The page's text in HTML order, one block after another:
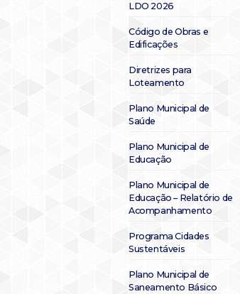
LDO 2026
Código de Obras e
Edificações
Diretrizes para
Loteamento
Plano Municipal de
Saúde
Plano Municipal de
Educação
Plano Municipal de
Educação – Relatório de
Acompanhamento
Programa Cidades
Sustentáveis
Plano Municipal de
Saneamento Básico